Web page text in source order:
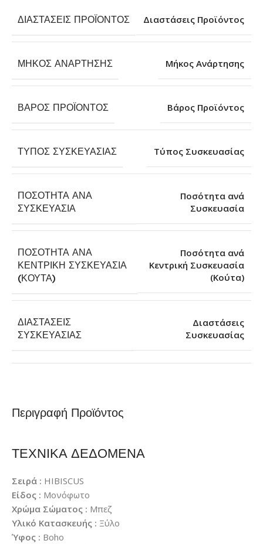
Περιγραφή Προϊόντος
ΤΕΧΝΙΚΑ ΔΕΔΟΜΕΝΑ
Σειρά : HIBISCUS
Είδος : Μονόφωτο
Χρώμα Σώματος : Μπεζ
Υλικό Κατασκευής : Ξύλο
Ύφος : Boho
ΔΙΑΣΤΆΣΕΙΣ ΠΡΟΪΌΝΤΟΣ Διαστάσεις Προϊόντος
ΜΉΚΟΣ ΑΝΆΡΤΗΣΗΣ Μήκος Ανάρτησης
ΒΆΡΟΣ ΠΡΟΪΌΝΤΟΣ Βάρος Προϊόντος
ΤΎΠΟΣ ΣΥΣΚΕΥΑΣΊΑΣ Τύπος Συσκευασίας
ΠΟΣΌΤΗΤΑ ΑΝΆ
ΣΥΣΚΕΥΑΣΊΑ
Ποσότητα ανά
Συσκευασία
ΠΟΣΌΤΗΤΑ ΑΝΆ
ΚΕΝΤΡΙΚΉ ΣΥΣΚΕΥΑΣΊΑ
(ΚΟΎΤΑ)
Ποσότητα ανά
Κεντρική Συσκευασία
(Κούτα)
ΔΙΑΣΤΆΣΕΙΣ
ΣΥΣΚΕΥΑΣΊΑΣ
Διαστάσεις
Συσκευασίας